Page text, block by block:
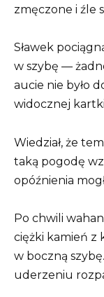
zmęczone i źle
Sławek
w szybę —
aucie nie było
widocznej
Wiedział, że
taką pogodę
opóźnienia
Po chwili
ciężki kamień z
w boczną
uderzeniu